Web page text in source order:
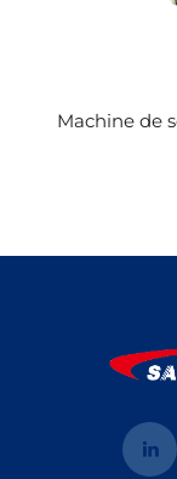
Machine de